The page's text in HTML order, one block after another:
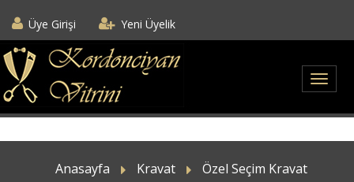
Üye Girişi Yeni Üyelik
Anasayfa Kravat Özel Seçim Kravat